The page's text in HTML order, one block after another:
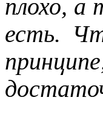
плохо, а
есть.